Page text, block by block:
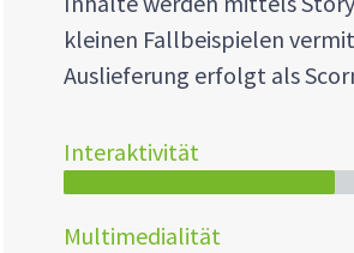
kleinen Fallbeispielen
Auslieferung erfolgt als
Interaktivität
Multimedialität